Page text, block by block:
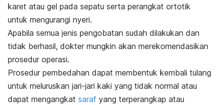
karet atau gel pada sepatu serta perangkat ortotik
untuk mengurangi nyeri.
Apabila semua jenis pengobatan sudah dilakukan dan
tidak berhasil, dokter mungkin akan merekomendasikan
prosedur operasi.
Prosedur pembedahan dapat membentuk kembali tulang
untuk meluruskan jari-jari kaki yang tidak normal atau
dapat mengangkat saraf yang terperangkap atau